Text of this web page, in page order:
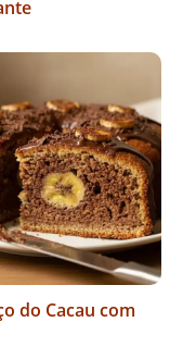
do Cacau com